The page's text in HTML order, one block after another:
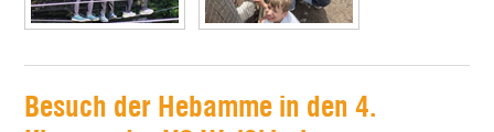
Besuch der Hebamme in den 4.